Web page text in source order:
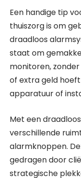
Een handige tip
thuiszorg is om
draadloos
staat om
monitoren,
of extra geld
apparatuur of
Met een
verschillende
alarmknoppen.
gedragen door
strategische